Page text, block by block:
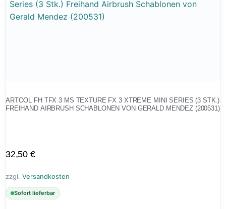
ARTOOL FH TFX 3 MS TEXTURE FX 3 XTREME MINI SERIES (3 STK.)
FREIHAND AIRBRUSH SCHABLONEN VON GERALD MENDEZ (200531)
32,50 €
zzgl. Versandkosten
Sofort lieferbar